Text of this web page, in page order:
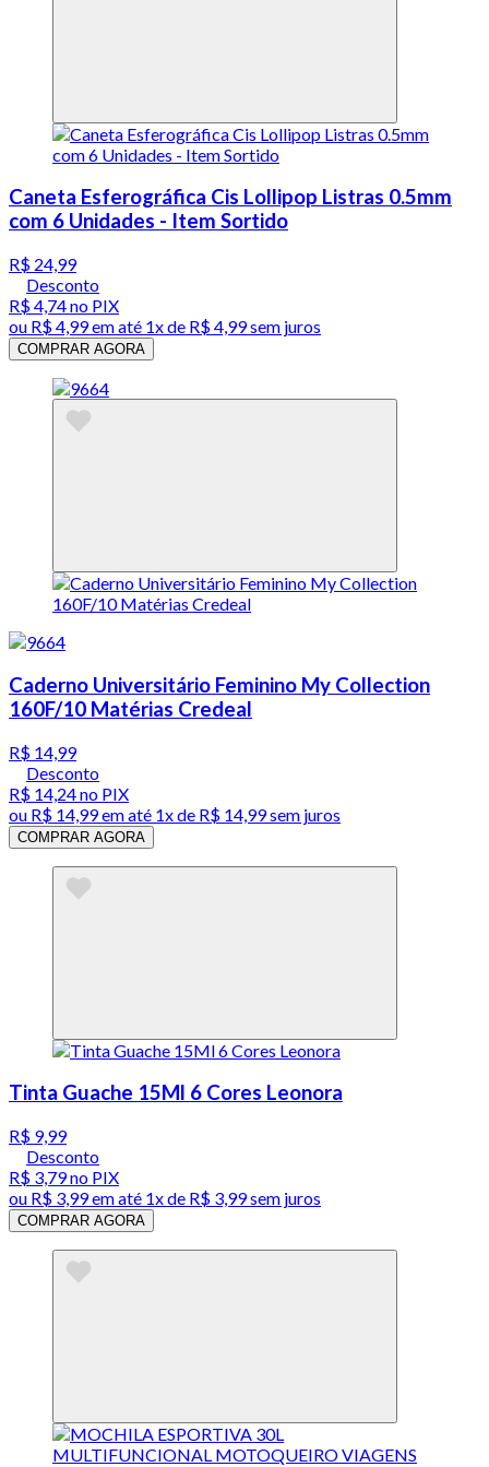
Caneta Esferográfica Cis Lollipop Listras 0.5mm
com 6 Unidades - Item Sortido
R$ 24,99
Desconto
R$ 4,74no PIX
ou R$ 4,99em até 1x de R$ 4,99sem juros
COMPRAR AGORA
Caderno Universitário Feminino My Collection
160F/10 Matérias Credeal
R$ 14,99
Desconto
R$ 14,24no PIX
ou R$ 14,99em até 1x de R$ 14,99sem juros
COMPRAR AGORA
Tinta Guache 15Ml 6 Cores Leonora
R$ 9,99
Desconto
R$ 3,79no PIX
ou R$ 3,99em até 1x de R$ 3,99sem juros
COMPRAR AGORA